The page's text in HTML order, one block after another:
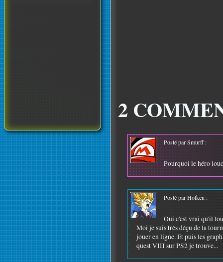
2
Posté par Smurff :
Pourquoi le héro
Posté par Holken :
Oui c'est vrai qu'il
Moi je suis très déçu de la
jouer en ligne. Et puis les
quest VIII sur PS2 je trouve...